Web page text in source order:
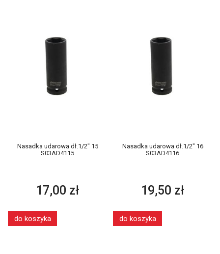
Nasadka udarowa dł.1/2" 15
S03AD4115
17,00 zł
do koszyka
Nasadka udarowa dł.1/2" 16
S03AD4116
19,50 zł
do koszyka